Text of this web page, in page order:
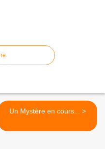
Un Mystère en cours... >